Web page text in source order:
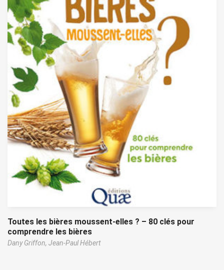
Toutes les bières moussent-elles ? – 80 clés pour
comprendre les bières
Dany Griffon, Jean-Paul Hébert